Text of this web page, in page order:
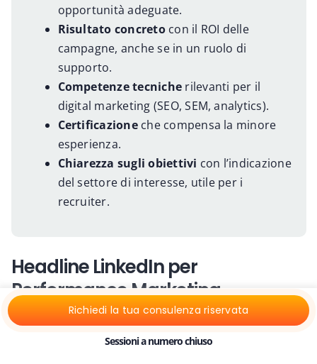
opportunità adeguate.
Risultato concretocon il ROI delle
campagne, anche se in un ruolo di
supporto.
Competenze tecniche rilevanti per il
digital marketing (SEO, SEM, analytics).
Certificazioneche compensa la minore
esperienza.
Chiarezza sugli obiettivi con l’indicazione
del settore di interesse, utile per i
recruiter.
Headline LinkedIn per
Performance Marketing
Strategist: esempio
Richiedi la tua consulenza riservata
Sessioni a numero chiuso